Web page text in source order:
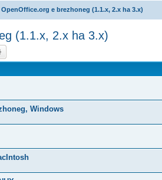
e brezhoneg (1.1.x, 2.x ha 3.x)
(1.1.x, 2.x ha 3.x)
Windows